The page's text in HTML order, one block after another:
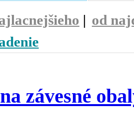
| od
závesné